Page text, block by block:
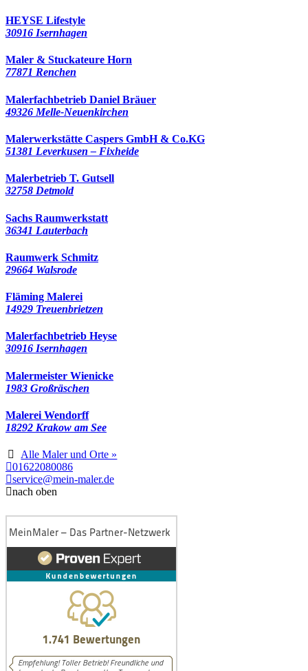
HEYSE Lifestyle
30916 Isernhagen
Maler & Stuckateure Horn
77871 Renchen
Malerfachbetrieb Daniel Bräuer
49326 Melle-Neuenkirchen
Malerwerkstätte Caspers GmbH & Co.KG
51381 Leverkusen – Fixheide
Malerbetrieb T. Gutsell
32758 Detmold
Sachs Raumwerkstatt
36341 Lauterbach
Raumwerk Schmitz
29664 Walsrode
Fläming Malerei
14929 Treuenbrietzen
Malerfachbetrieb Heyse
30916 Isernhagen
Malermeister Wienicke
1983 Großräschen
Malerei Wendorff
18292 Krakow am See
Alle Maler und Orte »
01622080086
service@mein-maler.de
nach oben